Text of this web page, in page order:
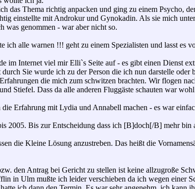
das Thema richtig anpacken und ging zu einem Psycho,
einstellte mit Androkur und Gynokadin. Als sie mich
was genommen - war aber nicht so.
ich alle warnen !!! geht zu einem Spezialisten und lasst
im Internet viel mir Elli`s Seite auf - es gibt einen Dienst
durch Sie wurde ich zu der Person die ich nun darstelle
die mich zum schwitzen brachten. Wir flogen
Stiefel. Dass da alle anderen Fluggäste schauten war
Erfahrung mit Lydia und Annabell machen - es war
2005. Bis zur Entscheidung dass ich [B]doch[/B] mehr bin
die Kleine Lösung anzustreben. Das heißt die
den Antrag bei Gericht zu stellen ist keine allzugroße
in Ulm mußte ich leider verschieben da ich wegen einer